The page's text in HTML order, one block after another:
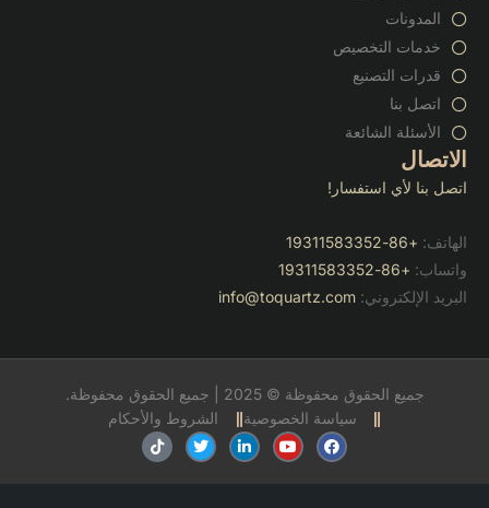
المدونات
خدمات التخصيص
قدرات التصنيع
اتصل بنا
الأسئلة الشائعة
الاتصال
اتصل بنا لأي استفسار!
الهاتف: +86-19311583352
واتساب: +86-19311583352
البريد الإلكتروني: info@toquartz.com
جميع الحقوق محفوظة © 2025 | جميع الحقوق محفوظة.
سياسة الخصوصية
الشروط والأحكام
ف
ي
س
ي
و
ل
ي
ت
و
ت
ي